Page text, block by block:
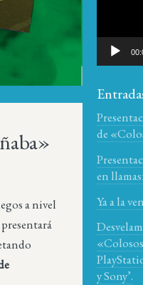
a nivel
de
en
Ya a la
y Sony’.